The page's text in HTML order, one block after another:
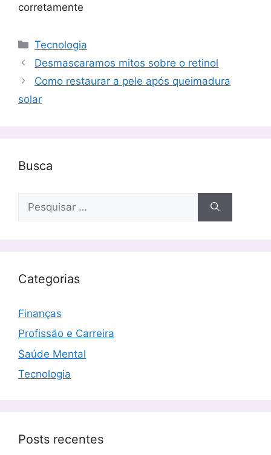
corretamente
Categorias
Tecnologia
Desmascaramos mitos sobre o retinol
Como restaurar a pele após queimadura
solar
Busca
por:
Categorias
Finanças
Profissão e Carreira
Saúde Mental
Tecnologia
Posts recentes